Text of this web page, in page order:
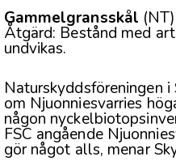
Gammelgransskål
Åtgärd: Bestånd med
undvikas.
Naturskyddsföreningen
om Njuonniesvarries
någon
FSC angående
gör något alls, menar